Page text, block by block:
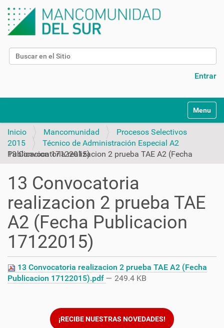
Buscar
Entrar
v
Toggle
Inicio Mancomunidad
Procesos Selectivos
2015
Técnico de Administración Especial A2
13 Convocatoria realizacion 2 prueba TAE A2 (Fecha Publicacion 17122015)
13 Convocatoria
realizacion 2 prueba TAE
A2 (Fecha Publicacion
17122015)
13 Convocatoria realizacion 2 prueba TAE A2 (Fecha
Publicacion 17122015).pdf — 249.4 KB
¡RECIBE NUESTRAS NOVEDADES!